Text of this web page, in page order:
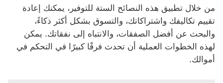
من خلال تطبيق هذه النصائح الستة للتوفير، يمكنك إعادة
تقييم تكاليفك واشتراكاتك، والتسوق بشكل أكثر ذكاءً،
والبحث عن أفضل الصفقات، والانتباه إلى نفقاتك. يمكن
لهذه الخطوات العملية أن تحدث فرقًا كبيرًا في التحكم في
أموالك.